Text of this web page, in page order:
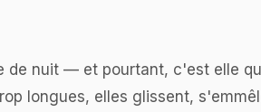
nuit — et pourtant, c'est elle
longues, elles glissent,